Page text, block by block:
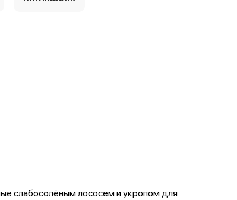
слабосолёным лососем и укропом для